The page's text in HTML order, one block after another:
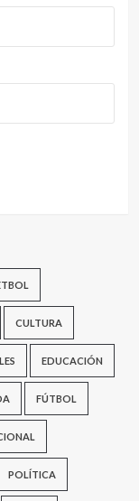
CULTURA
EDUCACIÓN
FÚTBOL
POLÍTICA